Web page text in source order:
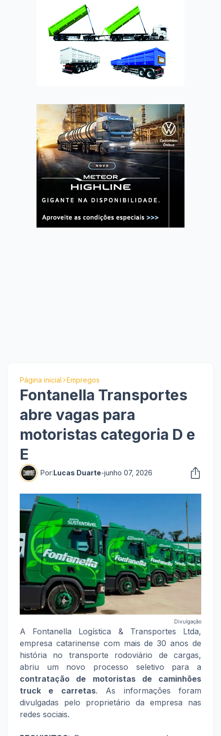
Página inicial Empregos
Fontanella Transportes
abre vagas para
motoristas categoria D e
E
Por:Lucas Duarte-junho 07, 2026
Divulgação
A Fontanella Logística & Transportes Ltda,
empresa catarinense com mais de 30 anos de
história no transporte rodoviário de cargas,
abriu um novo processo seletivo para a
contratação de motoristas de caminhões
truck e carretas. As informações foram
divulgadas pelo proprietário da empresa nas
redes sociais.